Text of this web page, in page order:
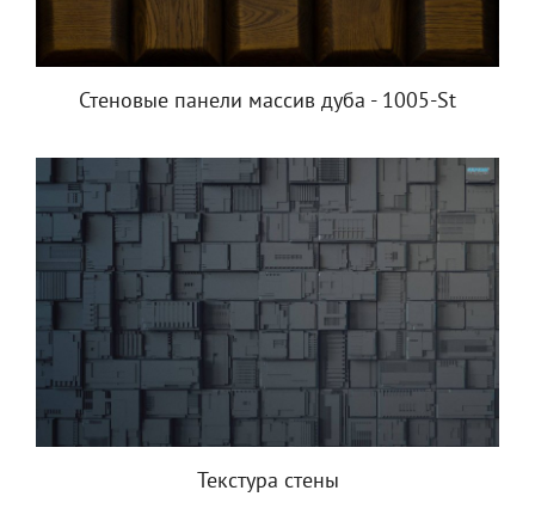
Стеновые панели массив дуба - 1005-St
Текстура стены